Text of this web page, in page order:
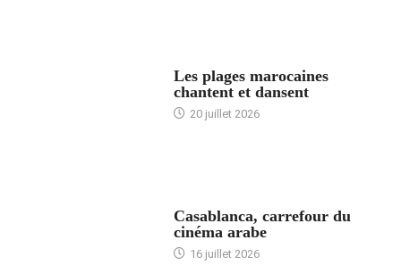
Les plages marocaines
chantent et dansent
20 juillet 2026
Casablanca, carrefour du
cinéma arabe
16 juillet 2026